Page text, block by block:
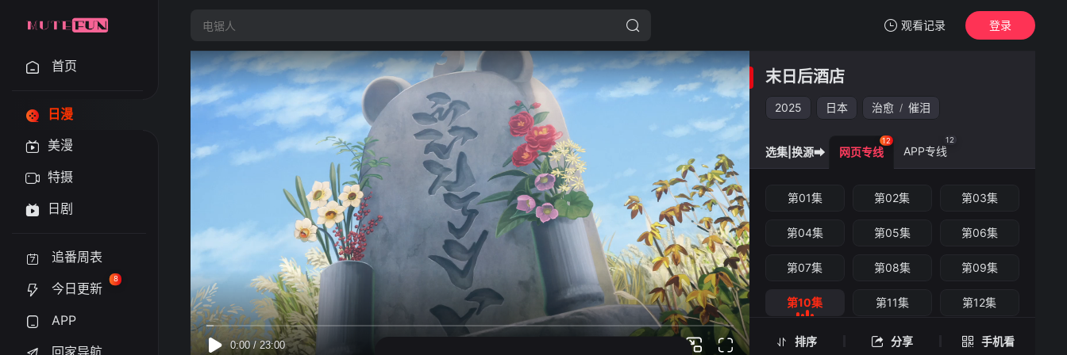
观看记录
我的观影记录
第10集
末日后酒店
登录
首页
日漫
美漫
特摄
日剧
追番周表
今日更新
8
APP
回家导航
末日后酒店
2025 日本 治愈 / 催泪
排序 分享 手机看
末日后酒店 -第10集
选集|换源➡ 网页专线
12
APP专线
12
第01集 第02集 第03集
第04集 第05集 第06集
第07集 第08集 第09集
第10集 第11集 第12集